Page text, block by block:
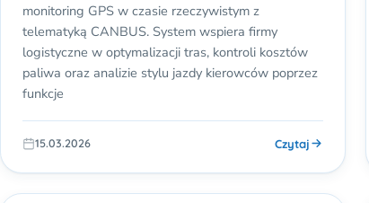
monitoring GPS w czasie rzeczywistym z
telematyką CANBUS. System wspiera firmy
logistyczne w optymalizacji tras, kontroli kosztów
paliwa oraz analizie stylu jazdy kierowców poprzez
funkcje
15.03.2026 Czytaj